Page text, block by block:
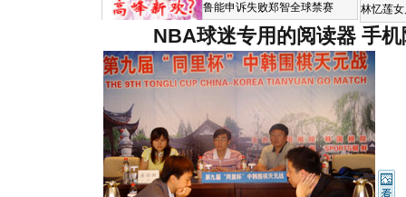
鲁能申诉失败郑智全球禁赛
林忆莲
NBA球迷专用的阅读器 手